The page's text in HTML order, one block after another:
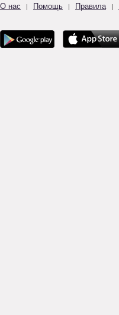
О нас | Помощь | Правила |